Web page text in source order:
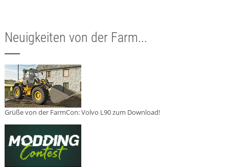
Neuigkeiten von der Farm...
Grüße von der FarmCon: Volvo L90 zum Download!